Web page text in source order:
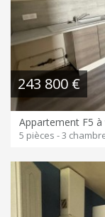
243 800 €
Appartement F5
5 pièces - 3